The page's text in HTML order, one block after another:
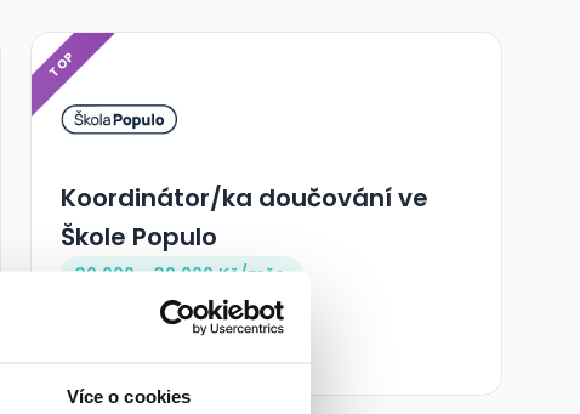
Více o cookies
TOP
Koordinátor/ka doučování ve
Škole Populo
30 000 - 30 000 Kč/měs.
Škola Populo • Praha